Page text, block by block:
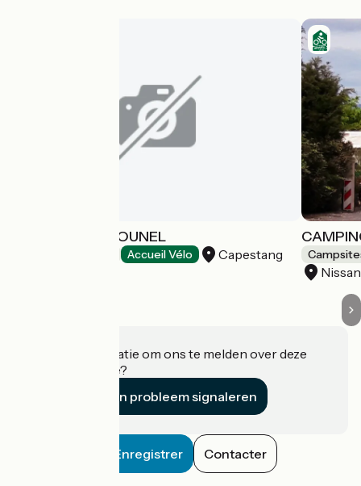
CAMPING DE TOUNEL
Accueil Vélo Capestang
Heeft u informatie om ons te melden over deze
accommodatie?
Een probleem signaleren
Enregistrer Contacter